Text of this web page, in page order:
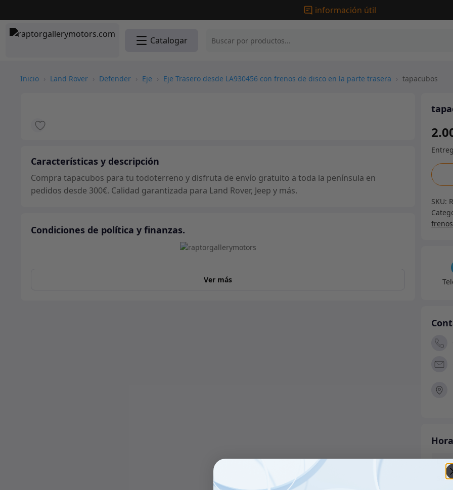
información útil
Catalogar
Inicio › Land Rover › Defender › Eje › Eje Trasero desde LA930456 con frenos de disco en la parte trasera › tapacubos
Características y descripción
Compra tapacubos para tu todoterreno y disfruta de envío gratuito a toda la península en
pedidos desde 300€. Calidad garantizada para Land Rover, Jeep y más.
Condiciones de política y finanzas.
Ver más
SKU: